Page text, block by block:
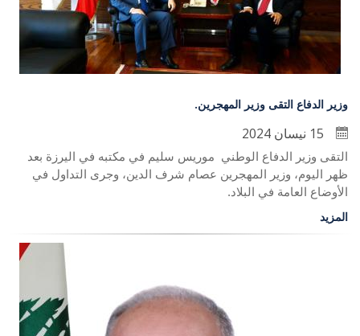
وزير الدفاع التقى وزير المهجرين.
التقى وزير الدفاع الوطني موريس سليم في مكتبه في اليرزة بعد
ظهر اليوم، وزير المهجرين عصام شرف الدين، وجرى التداول في
الأوضاع العامة في البلاد.
المزيد